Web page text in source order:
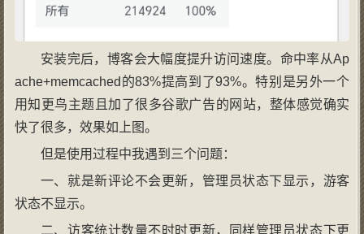
安装完后，博客会大幅度提升访问速度。命中率从Ap
ache+memcached的83%提高到了93%。特别是另外一个
用知更鸟主题且加了很多谷歌广告的网站，整体感觉确实
快了很多，效果如上图。
但是使用过程中我遇到三个问题：
一、就是新评论不会更新，管理员状态下显示，游客
状态不显示。
二、访客统计数量不时时更新，同样管理员状态下更